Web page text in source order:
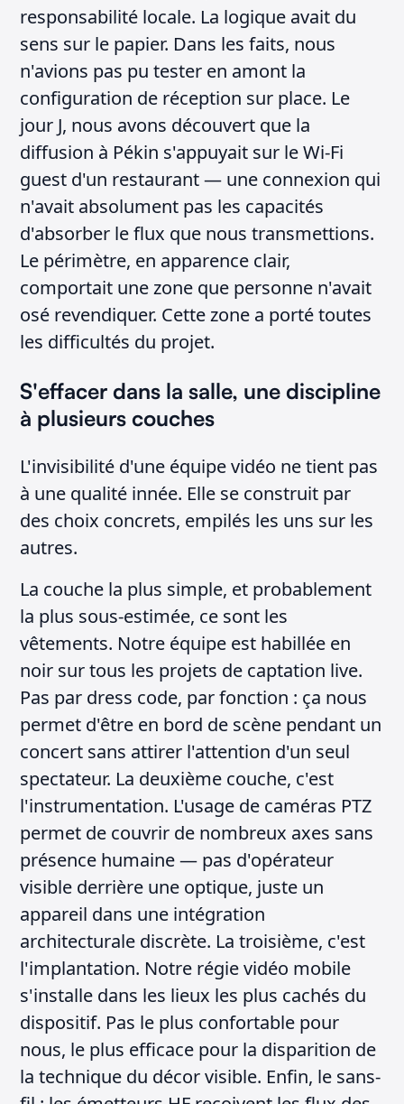
responsabilité locale. La logique avait du
sens sur le papier. Dans les faits, nous
n'avions pas pu tester en amont la
configuration de réception sur place. Le
jour J, nous avons découvert que la
diffusion à Pékin s'appuyait sur le Wi-Fi
guest d'un restaurant — une connexion qui
n'avait absolument pas les capacités
d'absorber le flux que nous transmettions.
Le périmètre, en apparence clair,
comportait une zone que personne n'avait
osé revendiquer. Cette zone a porté toutes
les difficultés du projet.
S'effacer dans la salle, une discipline
à plusieurs couches
L'invisibilité d'une équipe vidéo ne tient pas
à une qualité innée. Elle se construit par
des choix concrets, empilés les uns sur les
autres.
La couche la plus simple, et probablement
la plus sous-estimée, ce sont les
vêtements. Notre équipe est habillée en
noir sur tous les projets de captation live.
Pas par dress code, par fonction : ça nous
permet d'être en bord de scène pendant un
concert sans attirer l'attention d'un seul
spectateur. La deuxième couche, c'est
l'instrumentation. L'usage de caméras PTZ
permet de couvrir de nombreux axes sans
présence humaine — pas d'opérateur
visible derrière une optique, juste un
appareil dans une intégration
architecturale discrète. La troisième, c'est
l'implantation. Notre régie vidéo mobile
s'installe dans les lieux les plus cachés du
dispositif. Pas le plus confortable pour
nous, le plus efficace pour la disparition de
la technique du décor visible. Enfin, le sans-